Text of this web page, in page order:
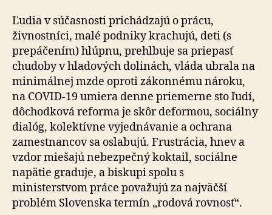
Ľudia v súčasnosti prichádzajú o prácu,
živnostníci, malé podniky krachujú, deti (s
prepáčením) hlúpnu, prehlbuje sa priepasť
chudoby v hladových dolinách, vláda ubrala na
minimálnej mzde oproti zákonnému nároku,
na COVID-19 umiera denne priemerne sto ľudí,
dôchodková reforma je skôr deformou, sociálny
dialóg, kolektívne vyjednávanie a ochrana
zamestnancov sa oslabujú. Frustrácia, hnev a
vzdor miešajú nebezpečný koktail, sociálne
napätie graduje, a biskupi spolu s
ministerstvom práce považujú za najväčší
problém Slovenska termín „rodová rovnosť“.